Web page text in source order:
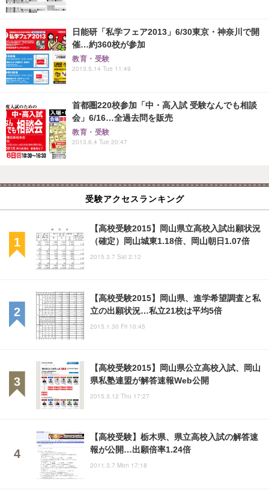
日能研「私学フェア2013」6/30東京・神奈川で開
催…約360校が参加
教育・受験
2013.5.14 Tue 11:49
首都圏220校参加「中・高入試 受験なんでも相談
会」6/16…全過去問を販売
教育・受験
2013.6.4 Tue 20:47
受験アクセスランキング
【高校受験2015】岡山県立高校入試出願状況
（確定）岡山城東1.18倍、岡山朝日1.07倍
2015.3.7 Sat 2:12
【高校受験2015】岡山県、進学希望調査と私
立の出願状況…私立21校は平均5倍
2015.1.30 Fri 10:45
【高校受験2015】岡山県公立高校入試、岡山
県私塾連盟が解答速報Web公開
2015.3.12 Thu 17:27
【高校受験】栃木県、県立高校入試の解答速
報が公開…出願倍率1.24倍
2011.3.7 Mon 17:18